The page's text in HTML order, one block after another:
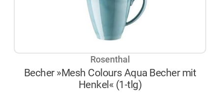
Rosenthal
Becher »Mesh Colours Aqua Becher mit
Henkel« (1-tlg)